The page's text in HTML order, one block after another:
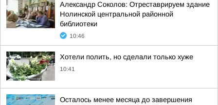
Александр Соколов: Отреставрируем здание
Нолинской центральной районной
библиотеки
10:46
Хотели полить, но сделали только хуже
10:41
Осталось менее месяца до завершения